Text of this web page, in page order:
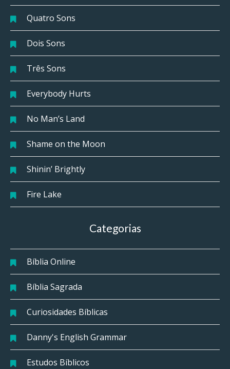
Quatro Sons
Dois Sons
Três Sons
Everybody Hurts
No Man’s Land
Shame on the Moon
Shinin’ Brightly
Fire Lake
Categorias
Bíblia Online
Bíblia Sagrada
Curiosidades Bíblicas
Danny's English Grammar
Estudos Bíblicos